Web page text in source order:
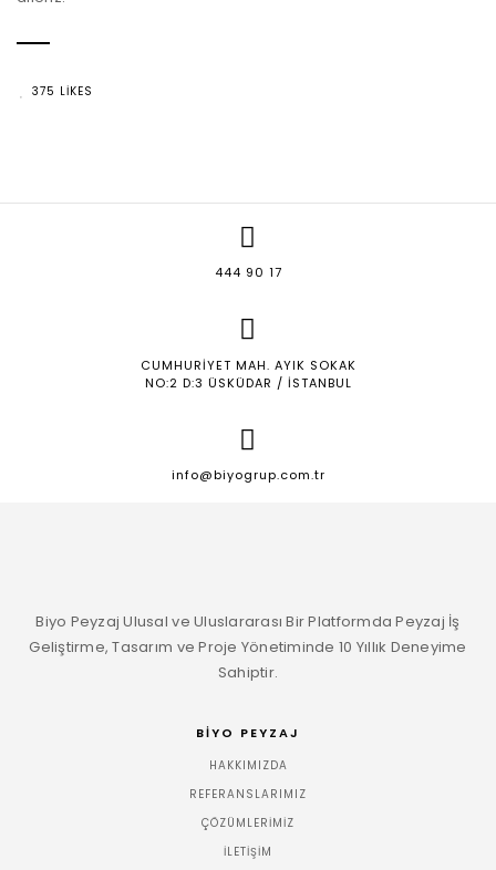
375 LIKES
444 90 17
CUMHURIYET MAH. AYIK SOKAK
NO:2 D:3 ÜSKÜDAR / İSTANBUL
info@biyogrup.com.tr
Biyo Peyzaj Ulusal ve Uluslararası Bir Platformda Peyzaj İş
Geliştirme, Tasarım ve Proje Yönetiminde 10 Yıllık Deneyime
Sahiptir.
BIYO PEYZAJ
HAKKIMIZDA
REFERANSLARIMIZ
ÇÖZÜMLERIMIZ
İLETIŞIM